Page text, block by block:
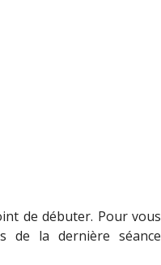
de débuter. Pour vous
de la dernière séance